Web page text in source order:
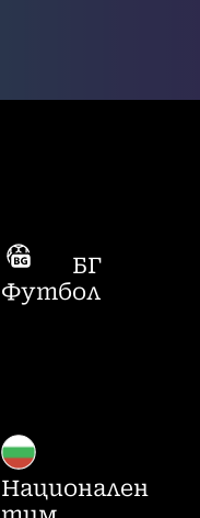
БГ
Футбол
Национален